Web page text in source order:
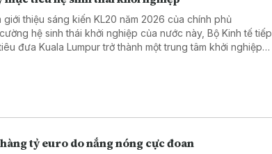
thiệu sáng kiến KL20 năm 2026 của chính phủ
hệ sinh thái khởi nghiệp của nước này, Bộ Kinh tế tiếp
đưa Kuala Lumpur trở thành một trung tâm khởi nghiệp
tỷ euro do nắng nóng cực đoan